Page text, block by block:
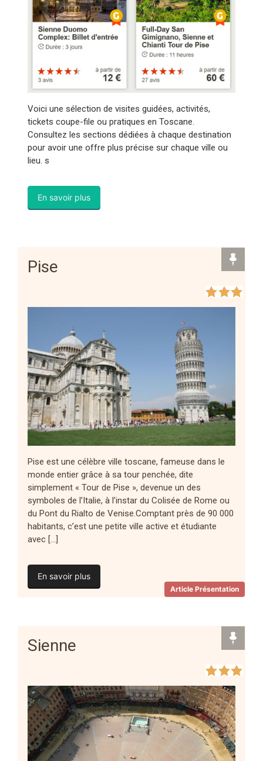
Voici une sélection de visites guidées, activités,
tickets coupe-file ou pratiques en Toscane.
Consultez les sections dédiées à chaque destination
pour avoir une offre plus précise sur chaque ville ou
lieu. s
En savoir plus
Article Présentation
Pise
Pise est une célèbre ville toscane, fameuse dans le
monde entier grâce à sa tour penchée, dite
simplement « Tour de Pise », devenue un des
symboles de l’Italie, à l’instar du Colisée de Rome ou
du Pont du Rialto de Venise.Comptant près de 90 000
habitants, c’est une petite ville active et étudiante
avec […]
En savoir plus
Sienne